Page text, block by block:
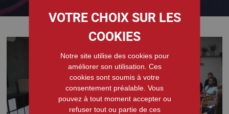
Notre site utilise des cookies pour
améliorer son utilisation. Ces
cookies sont soumis à votre
consentement préalable. Vous
pouvez à tout moment accepter ou
refuser tout ou partie de ces